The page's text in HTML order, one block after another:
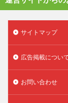
サイトマップ
広告掲載につい
お問い合わせ